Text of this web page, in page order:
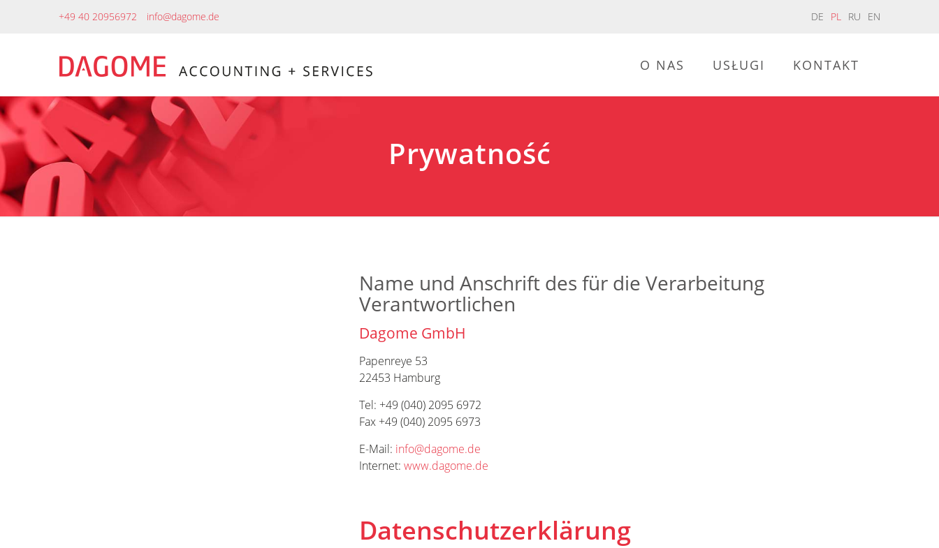
+49 40 20956972 info@dagome.de DE PL RU EN
O NAS USŁUGI KONTAKT
Prywatność
Name und Anschrift des für die Verarbeitung
Verantwortlichen
Dagome GmbH
Papenreye 53
22453 Hamburg
Tel: +49 (040) 2095 6972
Fax +49 (040) 2095 6973
E-Mail: info@dagome.de
Internet: www.dagome.de
Datenschutzerklärung